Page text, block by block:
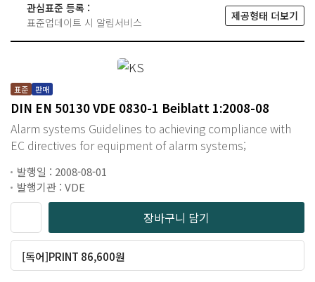
관심표준 등록 :
표준업데이트 시 알림서비스
제공형태 더보기
표준 판매
DIN EN 50130 VDE 0830-1 Beiblatt 1:2008-08
Alarm systems Guidelines to achieving compliance with
EC directives for equipment of alarm systems;
발행일 : 2008-08-01
발행기관 : VDE
장바구니 담기
[독어]PRINT 86,600원